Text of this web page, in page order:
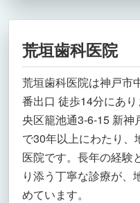
荒垣歯科医院
荒垣歯科医院は神戸市
番出口 徒歩14分にあ
央区籠池通3-6-15 新神
で30年以上にわたり
医院です。長年の経験
り添う丁寧な診療が、
めています。